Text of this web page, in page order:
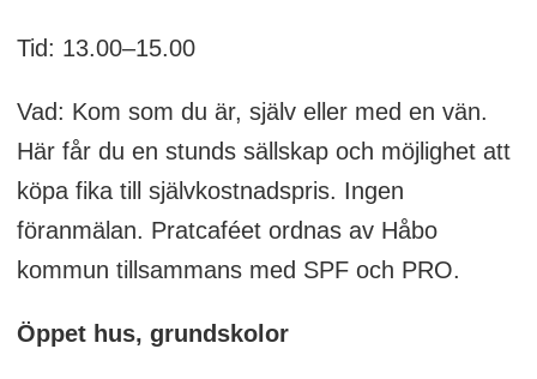
Tid: 13.00–15.00
Vad: Kom som du är, själv eller med en vän.
Här får du en stunds sällskap och möjlighet att
köpa fika till självkostnadspris. Ingen
föranmälan. Pratcaféet ordnas av Håbo
kommun tillsammans med SPF och PRO.
Öppet hus, grundskolor